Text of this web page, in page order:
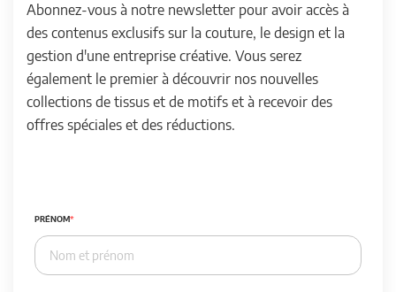
Abonnez-vous à notre newsletter pour avoir accès à
des contenus exclusifs sur la couture, le design et la
gestion d'une entreprise créative. Vous serez
également le premier à découvrir nos nouvelles
collections de tissus et de motifs et à recevoir des
offres spéciales et des réductions.
PRÉNOM